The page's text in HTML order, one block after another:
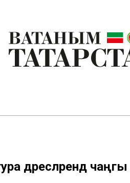
дәресләрендә